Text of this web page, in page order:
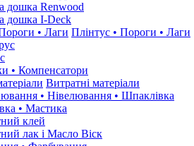
дошка Renwood
дошка I-Deck
Плінтус • Пороги • Лаги
• Компенсатори
Витратні матеріали
• Нівелювання • Шпаклівка
• Мастика
клей
лак і Масло Віск